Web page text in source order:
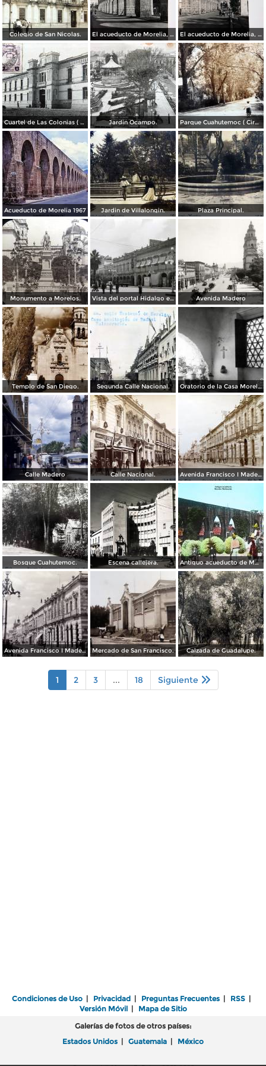
Colegio de San Nicolas. El acueducto de Morelia, Michoacán El acueducto de Morelia, Michoacán
Cuartel de Las Colonias ( Circulada el 1 de Abril de 1921 ). Jardin Ocampo. Parque Cuahutemoc ( Circulada el 24 de Junio de 1938 ).
Acueducto de Morelia 1967 Jardin de Villalongin. Plaza Principal.
Monumento a Morelos. Vista del portal Hidalgo en Morelia Michoacán ( Circulada el 6 de Abril de 1957 ). Avenida Madero
Templo de San Diego. Segunda Calle Nacional. Oratorio de la Casa Morelos
Calle Madero Calle Nacional. Avenida Francisco I Madero.
Bosque Cuahutemoc. Escena callejera. Antiguo acueducto de Morelia Michoacán.
Avenida Francisco I Madero. Mercado de San Francisco. Calzada de Guadalupe.
1 2 3 ... 18 Siguiente
Condiciones de Uso | Privacidad | Preguntas Frecuentes | RSS |
Versión Móvil| Mapa de Sitio
Galerías de fotos de otros países:
Estados Unidos | Guatemala | México